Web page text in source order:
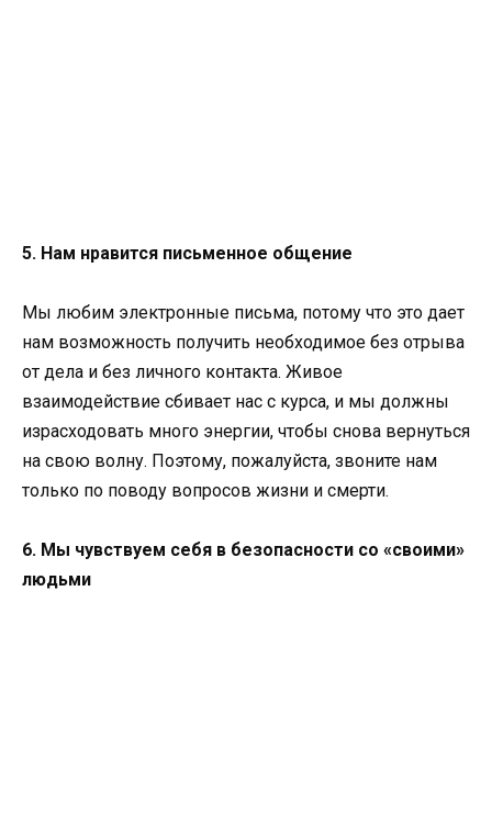
5. Нам нравится письменное общение
Мы любим электронные письма, потому что это дает
нам возможность получить необходимое без отрыва
от дела и без личного контакта. Живое
взаимодействие сбивает нас с курса, и мы должны
израсходовать много энергии, чтобы снова вернуться
на свою волну. Поэтому, пожалуйста, звоните нам
только по поводу вопросов жизни и смерти.
6. Мы чувствуем себя в безопасности со «своими»
людьми